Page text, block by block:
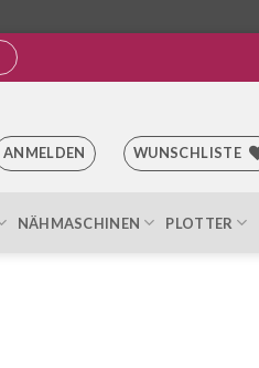
ANMELDEN WUNSCHLISTE
NÄHMASCHINEN PLOTTER